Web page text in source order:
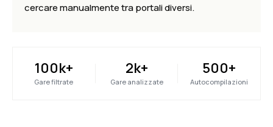
100k+
Gare filtrate
2k+
Gare analizzate
500+
Autocompilazioni